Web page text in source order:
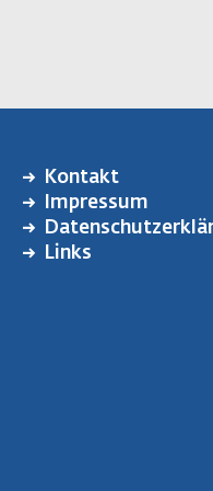
FUSSZEILENMENÜ
Kontakt
Impressum
Links